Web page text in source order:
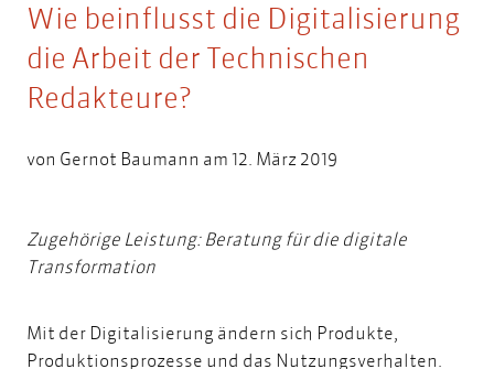
Wie beinflusst die Digitalisierung
die Arbeit der Technischen
Redakteure?
von Gernot Baumann am 12. März 2019
Zugehörige Leistung:Beratung für die digitale
Transformation
Mit der Digitalisierung ändern sich Produkte,
Produktionsprozesse und das Nutzungsverhalten.